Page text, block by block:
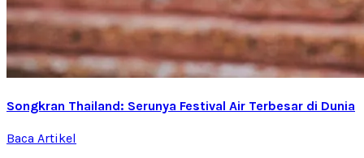
Songkran Thailand: Serunya Festival Air Terbesar di Dunia
Baca Artikel